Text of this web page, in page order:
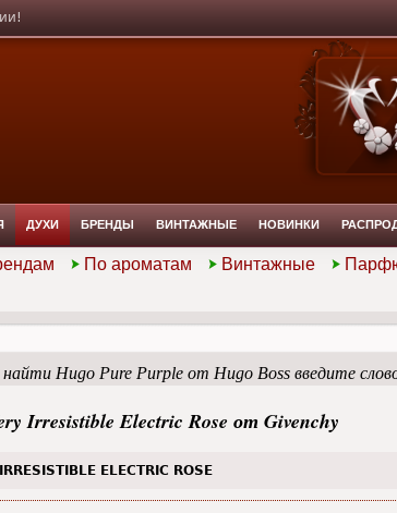
Irresistible Electric Rose от Givenchy
ELECTRIC ROSE
ДУХИ БРЕНДЫ ВИНТАЖНЫЕ НОВИНКИ
По ароматам Винтажные
Hugo Pure Purple от Hugo Boss введите